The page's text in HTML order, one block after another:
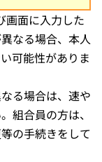
画面に入力した
なる場合、本人
可能性がありま
る場合は、速や
組合員の方は、
の手続きをして